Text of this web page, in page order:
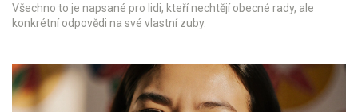
Všechno to je napsané pro lidi, kteří nechtějí obecné rady, ale
konkrétní odpovědi na své vlastní zuby.